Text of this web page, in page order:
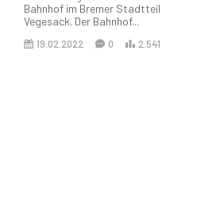
Bahnhof im Bremer Stadtteil
Vegesack. Der Bahnhof...
19.02.2022 0 2.541